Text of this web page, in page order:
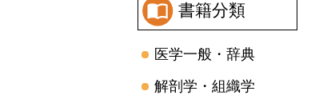
書籍分類
医学一般・辞典
解剖学・組織学